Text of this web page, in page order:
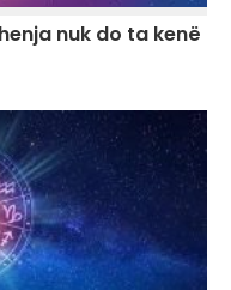
nuk do ta kenë